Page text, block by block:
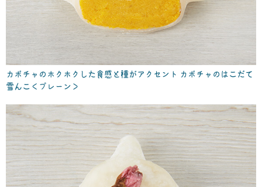
カボチャのホクホクした食感と種がアクセント カボチャのはこだて
雪んこ＜プレーン＞